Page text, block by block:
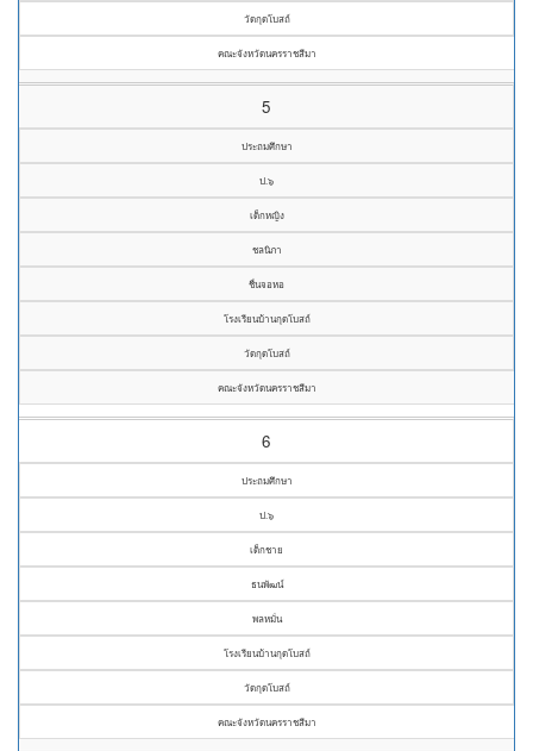
วัดกุดโบสถ์
คณะจังหวัดนครราชสีมา
5
ประถมศึกษา
ป.๖
เด็กหญิง
ชลนิภา
ชื่นจอหอ
โรงเรียนบ้านกุดโบสถ์
วัดกุดโบสถ์
คณะจังหวัดนครราชสีมา
6
ประถมศึกษา
ป.๖
เด็กชาย
ธนพัฒน์
พลหมั่น
โรงเรียนบ้านกุดโบสถ์
วัดกุดโบสถ์
คณะจังหวัดนครราชสีมา